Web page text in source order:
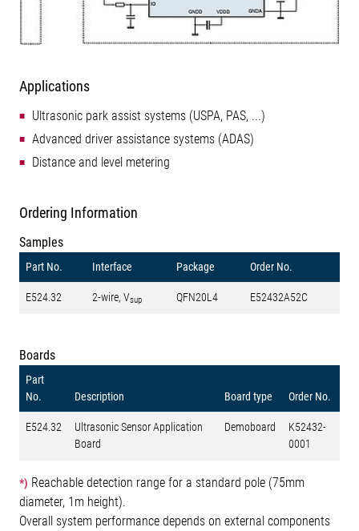
Applications
Ultrasonic park assist systems (USPA, PAS, ...)
Advanced driver assistance systems (ADAS)
Distance and level metering
Ordering Information
Samples
Part No. Interface Package Order No.
E524.32 2-wire, Vsup QFN20L4 E52432A52C
Boards
Part
No.
Description Board type Order No.
E524.32
Ultrasonic Sensor Application
Board
Demoboard
K52432-
0001
*) Reachable detection range for a standard pole (75mm
diameter, 1m height).
Overall system performance depends on external components